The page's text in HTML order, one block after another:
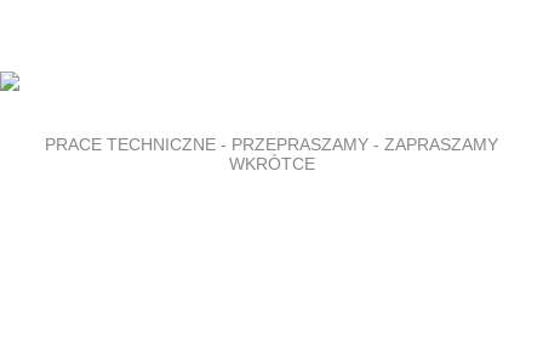
PRACE TECHNICZNE - PRZEPRASZAMY - ZAPRASZAMY
WKRÓTCE